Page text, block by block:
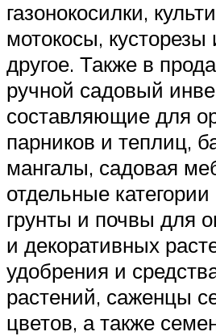
газонокосилки,
мотокосы, кусторезы
другое. Также в
ручной садовый
составляющие для
парников и теплиц,
мангалы, садовая
отдельные
грунты и почвы для
и декоративных
удобрения и
растений, саженцы
цветов, а также